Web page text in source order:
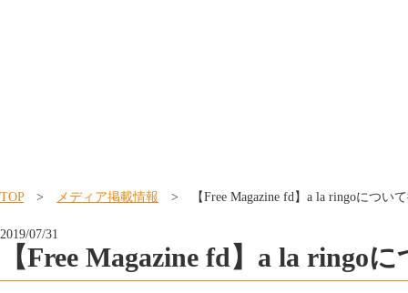
TOP> メディア掲載情報 > 【Free Magazine fd】a la ringoについ
2019/07/31
【Free Magazine fd】a la ringo